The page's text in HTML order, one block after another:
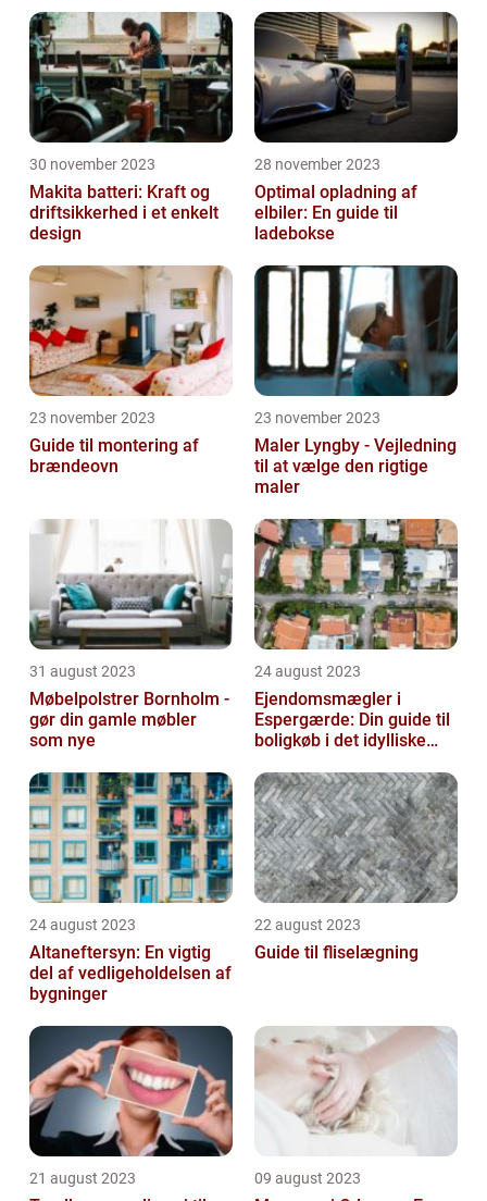
30 november 2023
Makita batteri: Kraft og
driftsikkerhed i et enkelt
design
28 november 2023
Optimal opladning af
elbiler: En guide til
ladebokse
23 november 2023
Guide til montering af
brændeovn
23 november 2023
Maler Lyngby - Vejledning
til at vælge den rigtige
maler
31 august 2023
Møbelpolstrer Bornholm -
gør din gamle møbler
som nye
24 august 2023
Ejendomsmægler i
Espergærde: Din guide til
boligkøb i det idylliske
24 august 2023
Altaneftersyn: En vigtig
del af vedligeholdelsen af
bygninger
22 august 2023
Guide til fliselægning
21 august 2023 09 august 2023